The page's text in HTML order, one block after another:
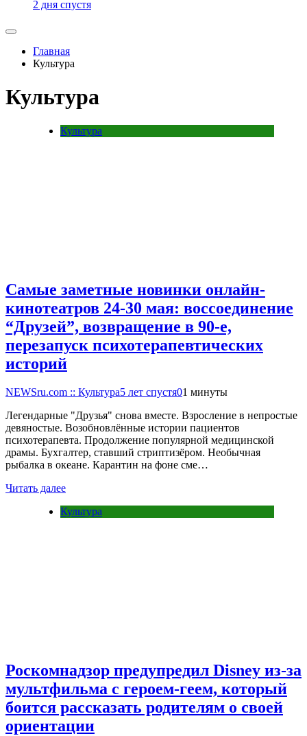
2 дня спустя
Главная
Культура
Культура
Культура
Самые заметные новинки онлайн-
кинотеатров 24-30 мая: воссоединение
“Друзей”, возвращение в 90-е,
перезапуск психотерапевтических
историй
NEWSru.com :: Культура5 лет спустя01 минуты
Легендарные "Друзья" снова вместе. Взросление в непростые
девяностые. Возобновлённые истории пациентов
психотерапевта. Продолжение популярной медицинской
драмы. Бухгалтер, ставший стриптизёром. Необычная
рыбалка в океане. Карантин на фоне сме…
Читать далее
Культура
Роскомнадзор предупредил Disney из-за
мультфильма c героем-геем, который
боится рассказать родителям о своей
ориентации